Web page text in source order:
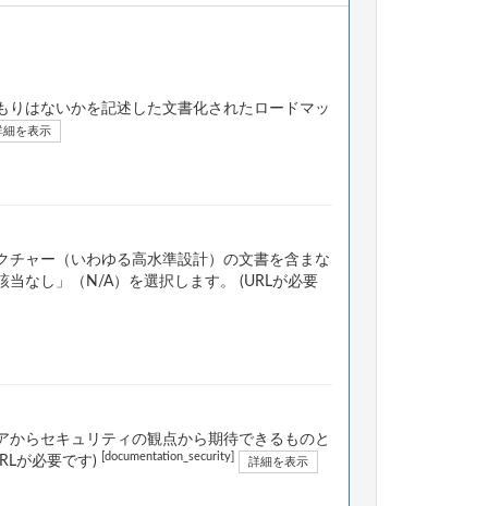
はないかを記述した文書化されたロードマッ
細を表示
ャー（いわゆる高水準設計）の文書を含まな
なし」（N/A）を選択します。 (URLが必要
らセキュリティの観点から期待できるものと
が必要です)
[documentation_security] 詳細を表示